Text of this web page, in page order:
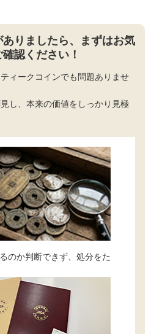
りましたら、まずはお気
認ください！
ィークコインでも問題ありませ
し、本来の価値をしっかり見極
のか判断できず、処分をた